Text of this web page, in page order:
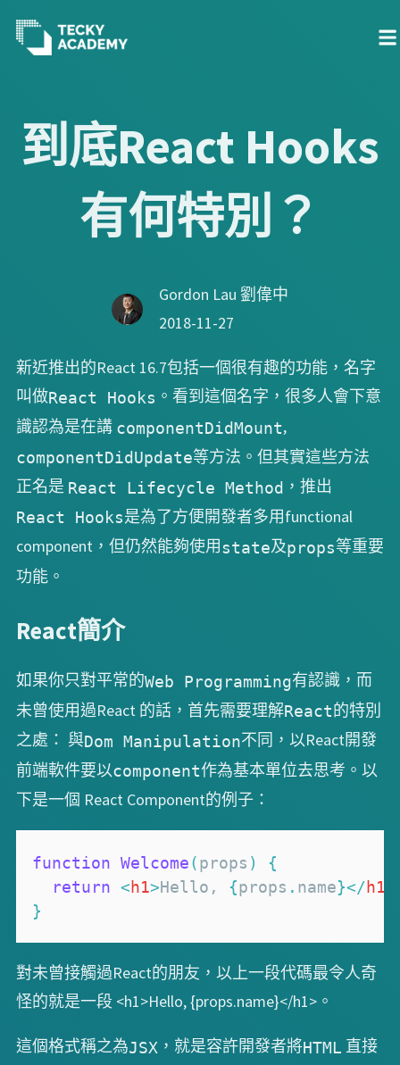
到底React Hooks
有何特別？
Gordon Lau 劉偉中
2018-11-27
新近推出的React 16.7包括一個很有趣的功能，名字
叫做React Hooks 。看到這個名字，很多人會下意
識認為是在講 componentDidMount,
componentDidUpdate等方法。但其實這些方法
正名是 React Lifecycle Method ，推出
React Hooks是為了方便開發者多用functional
component，但仍然能夠使用state及props等重要
功能。
React簡介
如果你只對平常的Web Programming有認識，而
未曾使用過React 的話，首先需要理解React的特別
之處： 與Dom Manipulation不同，以React開發
前端軟件要以component作為基本單位去思考。以
下是一個 React Component的例子：
function Welcome(props )
{
return <h1>Hello, {props . name}</h1
}
對未曾接觸過React的朋友，以上一段代碼最令人奇
怪的就是一段 <h1>Hello, {props.name}</h1>。
這個格式稱之為JSX ，就是容許開發者將HTML 直接